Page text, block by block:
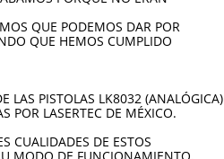
QUE PODEMOS DAR POR
QUE HEMOS CUMPLIDO
LAS PISTOLAS LK8032 (ANALÓGICA)
POR LASERTEC DE MÉXICO.
CUALIDADES DE ESTOS